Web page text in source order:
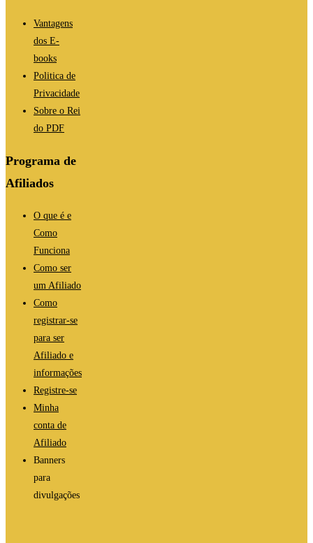
Vantagens
dos E-
books
Politica de
Privacidade
Sobre o Rei
do PDF
Programa de
Afiliados
O que é e
Como
Funciona
Como ser
um Afiliado
Como
registrar-se
para ser
Afiliado e
informações
Registre-se
Minha
conta de
Afiliado
Banners
para
divulgações